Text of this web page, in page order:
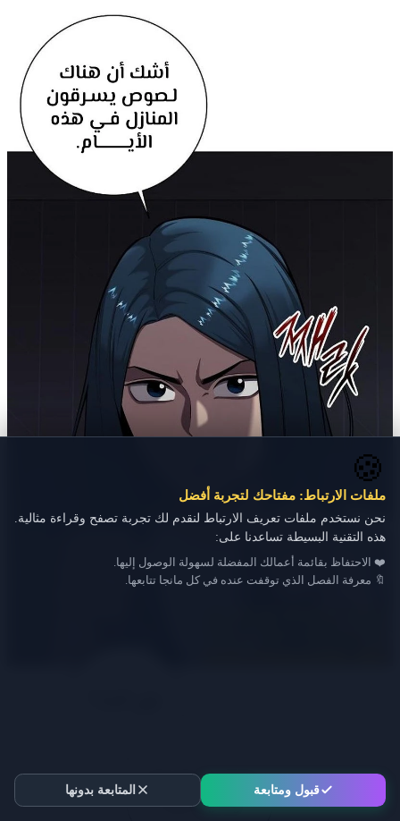
🍪
ملفات الارتباط: مفتاحك لتجربة أفضل
نحن نستخدم ملفات تعريف الارتباط لنقدم لك تجربة تصفح وقراءة مثالية.
هذه التقنية البسيطة تساعدنا على:
❤️ الاحتفاظ بقائمة أعمالك المفضلة لسهولة الوصول إليها.
🔖 معرفة الفصل الذي توقفت عنده في كل مانجا تتابعها.
قبول ومتابعة المتابعة بدونها